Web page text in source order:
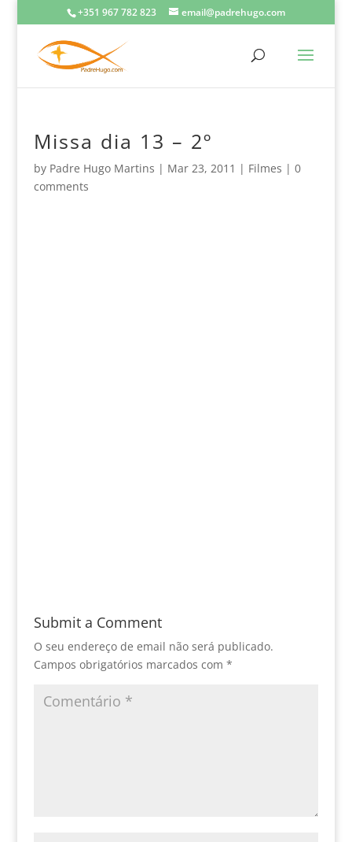
+351 967 782 823 email@padrehugo.com
Missa dia 13 – 2º
by Padre Hugo Martins | Mar 23, 2011 | Filmes | 0
comments
Submit a Comment
O seu endereço de email não será publicado.
Campos obrigatórios marcados com *